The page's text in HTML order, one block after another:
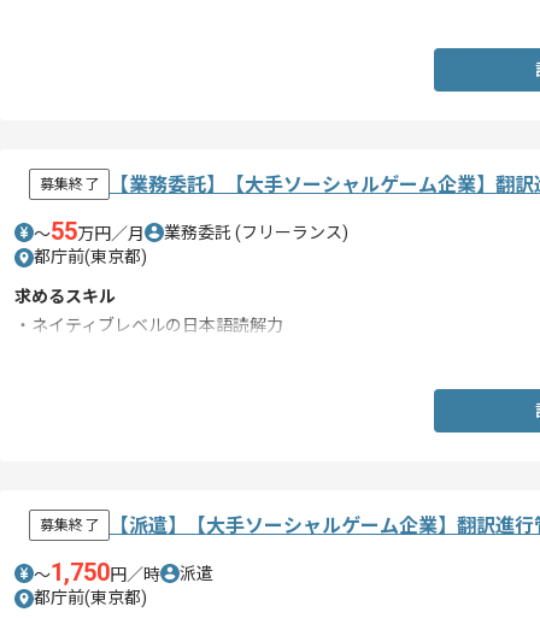
募集終了 【業務委託】【大手ソーシャルゲーム企業】翻
〜55万円／月 業務委託 (フリーランス)
都庁前(東京都)
求めるスキル
・ネイティブレベルの日本語読解力
募集終了 【派遣】【大手ソーシャルゲーム企業】翻訳進
〜1,750円／時
派遣
都庁前(東京都)